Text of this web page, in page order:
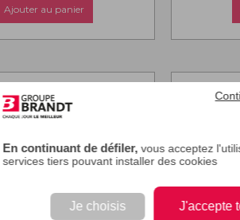
En continuant de défiler, vous acceptez
services tiers pouvant installer des cookies
Je choisis J'accepte
Ajouter au panier